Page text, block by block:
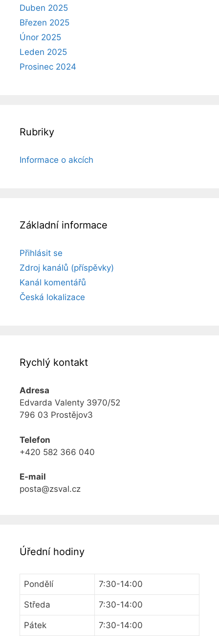
Duben 2025
Březen 2025
Únor 2025
Leden 2025
Prosinec 2024
Rubriky
Informace o akcích
Základní informace
Přihlásit se
Zdroj kanálů (příspěvky)
Kanál komentářů
Česká lokalizace
Rychlý kontakt
Adresa
Edvarda Valenty 3970/52
796 03 Prostějov3
Telefon
+420 582 366 040
E-mail
posta@zsval.cz
Úřední hodiny
Pondělí 7:30-14:00
Středa 7:30-14:00
Pátek 7:30-14:00